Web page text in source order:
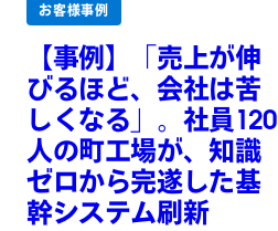
お客様事例
【事例】「売上が伸
びるほど、会社は苦
しくなる」。社員120
人の町工場が、知識
ゼロから完遂した基
幹システム刷新